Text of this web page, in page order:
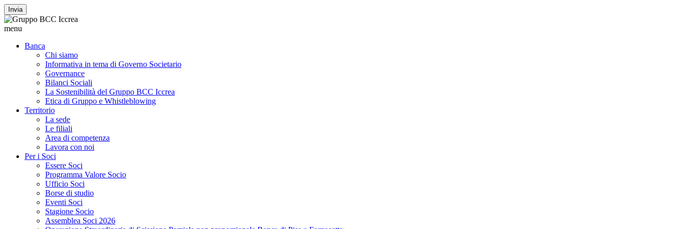
Invia
menu
Banca
Chi siamo
Informativa in tema di Governo Societario
Governance
Bilanci Sociali
La Sostenibilità del Gruppo BCC Iccrea
Etica di Gruppo e Whistleblowing
Territorio
La sede
Le filiali
Area di competenza
Lavora con noi
Per i Soci
Essere Soci
Programma Valore Socio
Ufficio Soci
Borse di studio
Eventi Soci
Stagione Socio
Assemblea Soci 2026